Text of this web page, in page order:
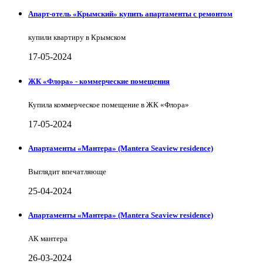
Апарт-отель «Крымский» купить апартаменты с ремонтом
купили квартиру в Крымском
17-05-2024
ЖК «Флора» - коммерческие помещения
Купила коммерческое помещение в ЖК «Флора»
17-05-2024
Апартаменты «Мантера» (Mantera Seaview rеsidence)
Выглядит впечатляюще
25-04-2024
Апартаменты «Мантера» (Mantera Seaview rеsidence)
АК мантера
26-03-2024